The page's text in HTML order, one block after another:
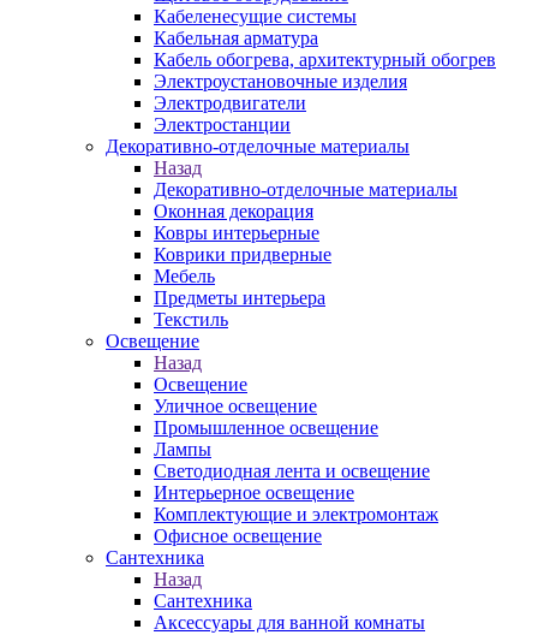
Кабеленесущие системы
Кабельная арматура
Кабель обогрева, архитектурный обогрев
Электроустановочные изделия
Электродвигатели
Электростанции
Декоративно-отделочные материалы
Назад
Декоративно-отделочные материалы
Оконная декорация
Ковры интерьерные
Коврики придверные
Мебель
Предметы интерьера
Текстиль
Освещение
Назад
Освещение
Уличное освещение
Промышленное освещение
Лампы
Светодиодная лента и освещение
Интерьерное освещение
Комплектующие и электромонтаж
Офисное освещение
Сантехника
Назад
Сантехника
Аксессуары для ванной комнаты